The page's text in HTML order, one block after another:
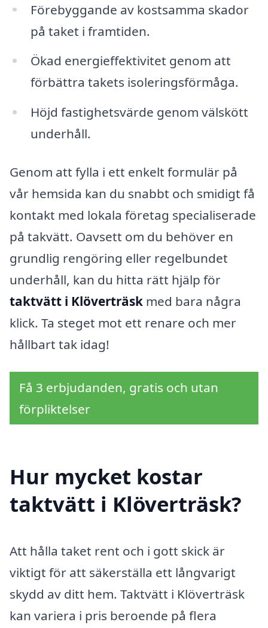
Förebyggande av kostsamma skador
på taket i framtiden.
Ökad energieffektivitet genom att
förbättra takets isoleringsförmåga.
Höjd fastighetsvärde genom välskött
underhåll.
Genom att fylla i ett enkelt formulär på
vår hemsida kan du snabbt och smidigt få
kontakt med lokala företag specialiserade
på takvätt. Oavsett om du behöver en
grundlig rengöring eller regelbundet
underhåll, kan du hitta rätt hjälp för
taktvätt i Klöverträsk med bara några
klick. Ta steget mot ett renare och mer
hållbart tak idag!
Få 3 erbjudanden, gratis och utan
förpliktelser
Hur mycket kostar
taktvätt i Klöverträsk?
Att hålla taket rent och i gott skick är
viktigt för att säkerställa ett långvarigt
skydd av ditt hem. Taktvätt i Klöverträsk
kan variera i pris beroende på flera